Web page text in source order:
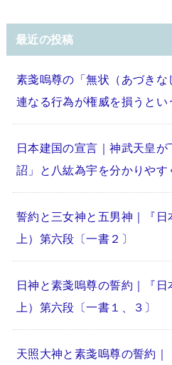
最近の投稿
素戔嗚尊の「無状（あづき
連なる行為が権威を損うと
日本建国の宣言｜神武天皇
詔」と八紘為宇を分かりやす
誓約と三女神と五男神｜『
上）第六段〔一書２〕
日神と素戔嗚尊の誓約｜『
上）第六段〔一書１、３〕
天照大神と素戔嗚尊の誓約